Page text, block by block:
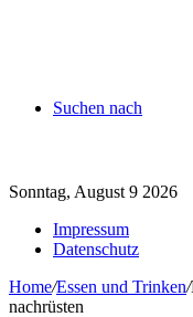
Suchen nach
Sonntag, August 9 2026
Impressum
Datenschutz
Home/Essen und Trinken/
nachrüsten